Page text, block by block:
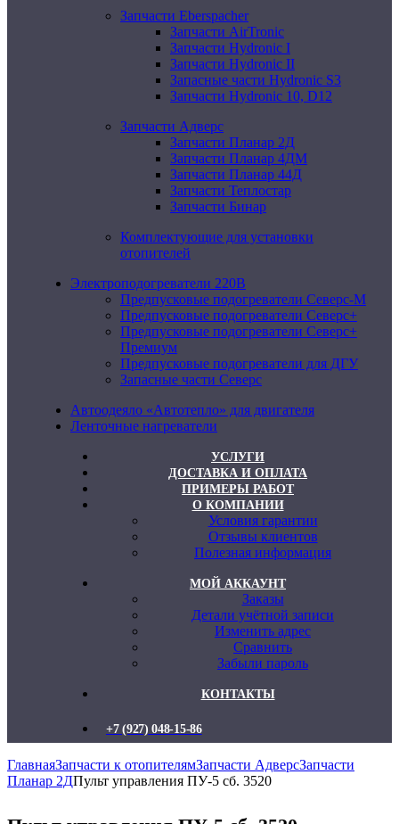
Запчасти Eberspacher
Запчасти AirTronic
Запчасти Hydronic I
Запчасти Hydronic II
Запасные части Hydronic S3
Запчасти Hydronic 10, D12
Запчасти Адверс
Запчасти Планар 2Д
Запчасти Планар 4ДМ
Запчасти Планар 44Д
Запчасти Теплостар
Запчасти Бинар
Комплектующие для установки
отопителей
Электроподогреватели 220В
Предпусковые подогреватели Северс-М
Предпусковые подогреватели Северс+
Предпусковые подогреватели Северс+
Премиум
Предпусковые подогреватели для ДГУ
Запасные части Северс
Автоодеяло «Автотепло» для двигателя
Ленточные нагреватели
УСЛУГИ
ДОСТАВКА И ОПЛАТА
ПРИМЕРЫ РАБОТ
О КОМПАНИИ
Условия гарантии
Отзывы клиентов
Полезная информация
МОЙ АККАУНТ
Заказы
Детали учётной записи
Изменить адрес
Сравнить
Забыли пароль
КОНТАКТЫ
+7 (927) 048-15-86
ГлавнаяЗапчасти к отопителямЗапчасти АдверсЗапчасти
Планар 2ДПульт управления ПУ-5 сб. 3520